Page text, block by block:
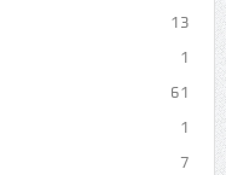
13
1
61
1
7